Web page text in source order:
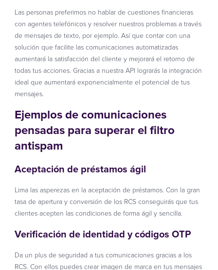
Las personas preferimos no hablar de cuestiones financieras
con agentes telefónicos y resolver nuestros problemas a través
de mensajes de texto, por ejemplo. Así que contar con una
solución que facilite las comunicaciones automatizadas
aumentará la satisfacción del cliente y mejorará el retorno de
todas tus acciones. Gracias a nuestra API lograrás la integración
ideal que aumentará exponencialmente el potencial de tus
mensajes.
Ejemplos de comunicaciones
pensadas para superar el filtro
antispam
Aceptación de préstamos ágil
Lima las asperezas en la aceptación de préstamos. Con la gran
tasa de apertura y conversión de los RCS conseguirás que tus
clientes acepten las condiciones de forma ágil y sencilla.
Verificación de identidad y códigos OTP
Da un plus de seguridad a tus comunicaciones gracias a los
RCS. Con ellos puedes crear imagen de marca en tus mensajes